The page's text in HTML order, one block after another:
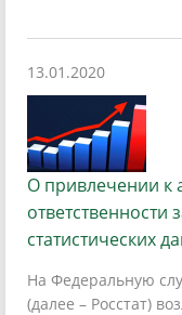
13.01.2020
О привлечении к
статистических
На Федеральную
(далее – Росстат)